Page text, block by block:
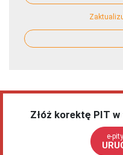
Złóż korektę PIT
e-